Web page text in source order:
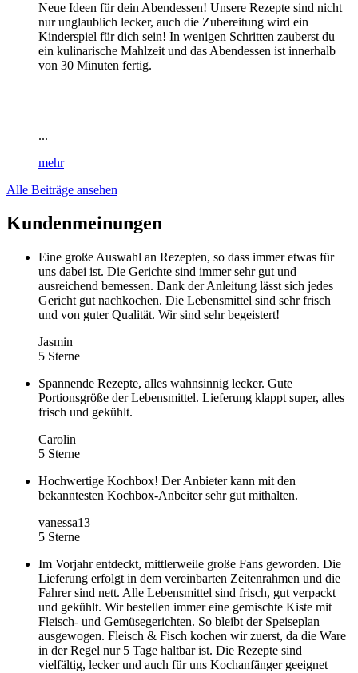
Neue Ideen für dein Abendessen! Unsere Rezepte sind nicht
nur unglaublich lecker, auch die Zubereitung wird ein
Kinderspiel für dich sein! In wenigen Schritten zauberst du
ein kulinarische Mahlzeit und das Abendessen ist innerhalb
von 30 Minuten fertig.
...
mehr
Alle Beiträge ansehen
Kundenmeinungen
Eine große Auswahl an Rezepten, so dass immer etwas für
uns dabei ist. Die Gerichte sind immer sehr gut und
ausreichend bemessen. Dank der Anleitung lässt sich jedes
Gericht gut nachkochen. Die Lebensmittel sind sehr frisch
und von guter Qualität. Wir sind sehr begeistert!
Jasmin
5 Sterne
Spannende Rezepte, alles wahnsinnig lecker. Gute
Portionsgröße der Lebensmittel. Lieferung klappt super, alles
frisch und gekühlt.
Carolin
5 Sterne
Hochwertige Kochbox! Der Anbieter kann mit den
bekanntesten Kochbox-Anbeiter sehr gut mithalten.
vanessa13
5 Sterne
Im Vorjahr entdeckt, mittlerweile große Fans geworden. Die
Lieferung erfolgt in dem vereinbarten Zeitenrahmen und die
Fahrer sind nett. Alle Lebensmittel sind frisch, gut verpackt
und gekühlt. Wir bestellen immer eine gemischte Kiste mit
Fleisch- und Gemüsegerichten. So bleibt der Speiseplan
ausgewogen. Fleisch & Fisch kochen wir zuerst, da die Ware
in der Regel nur 5 Tage haltbar ist. Die Rezepte sind
vielfältig, lecker und auch für uns Kochanfänger geeignet